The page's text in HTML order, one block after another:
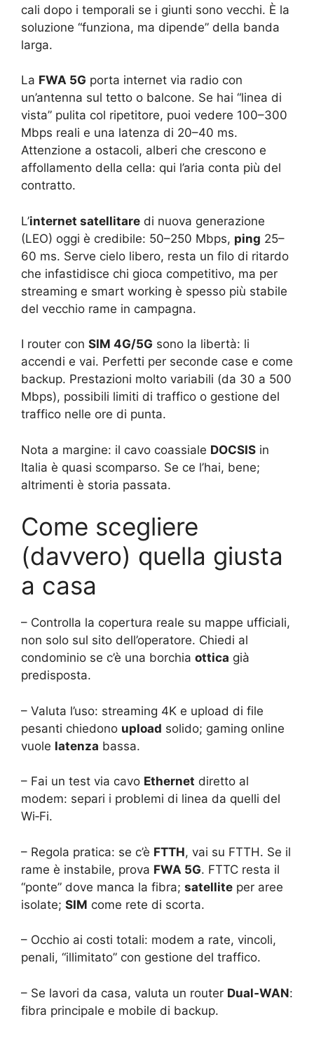
cali dopo i temporali se i giunti sono vecchi. È la
soluzione “funziona, ma dipende” della banda
larga.
La FWA 5G porta internet via radio con
un’antenna sul tetto o balcone. Se hai “linea di
vista” pulita col ripetitore, puoi vedere 100–300
Mbps reali e una latenza di 20–40 ms.
Attenzione a ostacoli, alberi che crescono e
affollamento della cella: qui l’aria conta più del
contratto.
L’internet satellitare di nuova generazione
(LEO) oggi è credibile: 50–250 Mbps, ping 25–
60 ms. Serve cielo libero, resta un filo di ritardo
che infastidisce chi gioca competitivo, ma per
streaming e smart working è spesso più stabile
del vecchio rame in campagna.
I router con SIM 4G/5G sono la libertà: li
accendi e vai. Perfetti per seconde case e come
backup. Prestazioni molto variabili (da 30 a 500
Mbps), possibili limiti di traffico o gestione del
traffico nelle ore di punta.
Nota a margine: il cavo coassiale DOCSIS in
Italia è quasi scomparso. Se ce l’hai, bene;
altrimenti è storia passata.
Come scegliere
(davvero) quella giusta
a casa
– Controlla la copertura reale su mappe ufficiali,
non solo sul sito dell’operatore. Chiedi al
condominio se c’è una borchia ottica già
predisposta.
– Valuta l’uso: streaming 4K e upload di file
pesanti chiedono upload solido; gaming online
vuole latenza bassa.
– Fai un test via cavo Ethernet diretto al
modem: separi i problemi di linea da quelli del
Wi‑Fi.
– Regola pratica: se c’è FTTH, vai su FTTH. Se il
rame è instabile, prova FWA 5G. FTTC resta il
“ponte” dove manca la fibra; satellite per aree
isolate; SIM come rete di scorta.
– Occhio ai costi totali: modem a rate, vincoli,
penali, “illimitato” con gestione del traffico.
– Se lavori da casa, valuta un router Dual‑WAN:
fibra principale e mobile di backup.